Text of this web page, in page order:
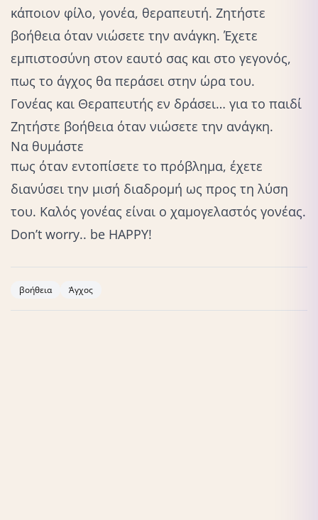
κάποιον φίλο, γονέα, θεραπευτή. Ζητήστε
βοήθεια όταν νιώσετε την ανάγκη. Έχετε
εμπιστοσύνη στον εαυτό σας και στο γεγονός,
πως το άγχος θα περάσει στην ώρα του.
Γονέας και Θεραπευτής εν δράσει… για το παιδί
Ζητήστε βοήθεια όταν νιώσετε την ανάγκη.
Να θυμάστε
πως όταν εντοπίσετε το πρόβλημα, έχετε
διανύσει την μισή διαδρομή ως προς τη λύση
του. Καλός γονέας είναι ο χαμογελαστός γονέας.
Don’t worry.. be HAPPY!
βοήθεια Άγχος